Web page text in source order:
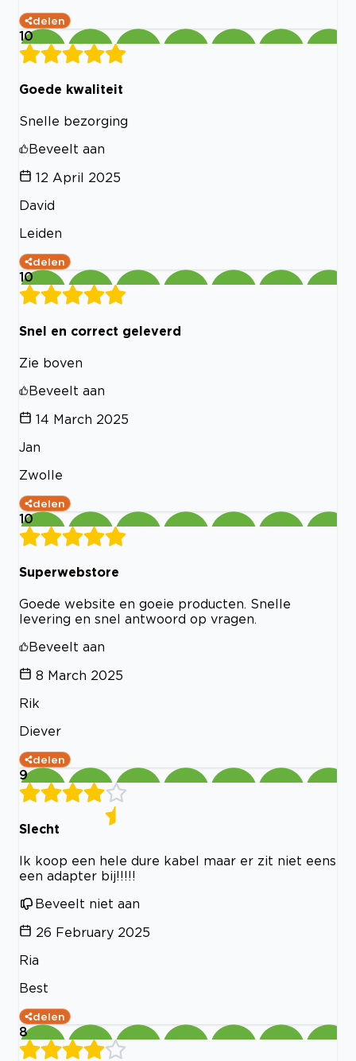
delen
10
Goede kwaliteit
Snelle bezorging
Beveelt aan
12 April 2025
David
Leiden
delen
10
Snel en correct geleverd
Zie boven
Beveelt aan
14 March 2025
Jan
Zwolle
delen
10
Superwebstore
Goede website en goeie producten. Snelle
levering en snel antwoord op vragen.
Beveelt aan
8 March 2025
Rik
Diever
delen
9
Slecht
Ik koop een hele dure kabel maar er zit niet eens
een adapter bij!!!!!
Beveelt niet aan
26 February 2025
Ria
Best
delen
8